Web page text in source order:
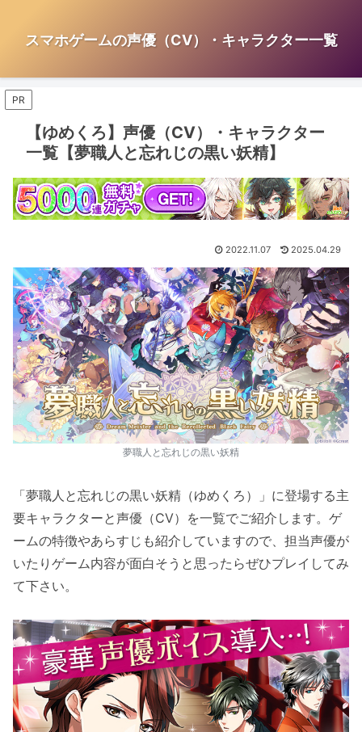
スマホゲームの声優（CV）・キャラクター一覧
PR
【ゆめくろ】声優（CV）・キャラクター
一覧【夢職人と忘れじの黒い妖精】
2022.11.07 2025.04.29
夢職人と忘れじの黒い妖精
「夢職人と忘れじの黒い妖精（ゆめくろ）」に登場する主
要キャラクターと声優（CV）を一覧でご紹介します。ゲ
ームの特徴やあらすじも紹介していますので、担当声優が
いたりゲーム内容が面白そうと思ったらぜひプレイしてみ
て下さい。